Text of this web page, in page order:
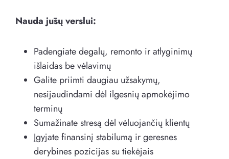
Nauda jūsų verslui:
Padengiate degalų, remonto ir atlyginimų
išlaidas be vėlavimų
Galite priimti daugiau užsakymų,
nesijaudindami dėl ilgesnių apmokėjimo
terminų
Sumažinate stresą dėl vėluojančių klientų
Įgyjate finansinį stabilumą ir geresnes
derybines pozicijas su tiekėjais